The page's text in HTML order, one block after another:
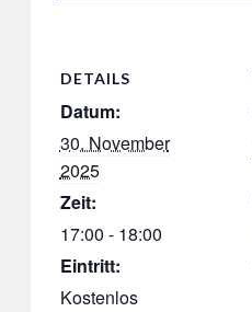
DETAILS
Datum:
30. November
2025
Zeit:
17:00 - 18:00
Eintritt:
Kostenlos